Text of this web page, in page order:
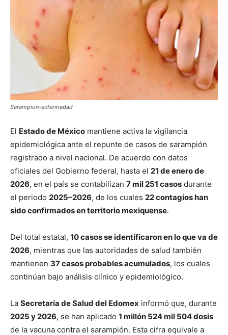
Sarampion-enfermedad
El Estado de México mantiene activa la vigilancia
epidemiológica ante el repunte de casos de sarampión
registrado a nivel nacional. De acuerdo con datos
oficiales del Gobierno federal, hasta el 21 de enero de
2026, en el país se contabilizan 7 mil 251 casos durante
el periodo 2025–2026, de los cuales 22 contagios han
sido confirmados en territorio mexiquense.
Del total estatal, 10 casos se identificaron en lo que va de
2026, mientras que las autoridades de salud también
mantienen 37 casos probables acumulados, los cuales
continúan bajo análisis clínico y epidemiológico.
La Secretaría de Salud del Edomex informó que, durante
2025 y 2026, se han aplicado 1 millón 524 mil 504 dosis
de la vacuna contra el sarampión. Esta cifra equivale a